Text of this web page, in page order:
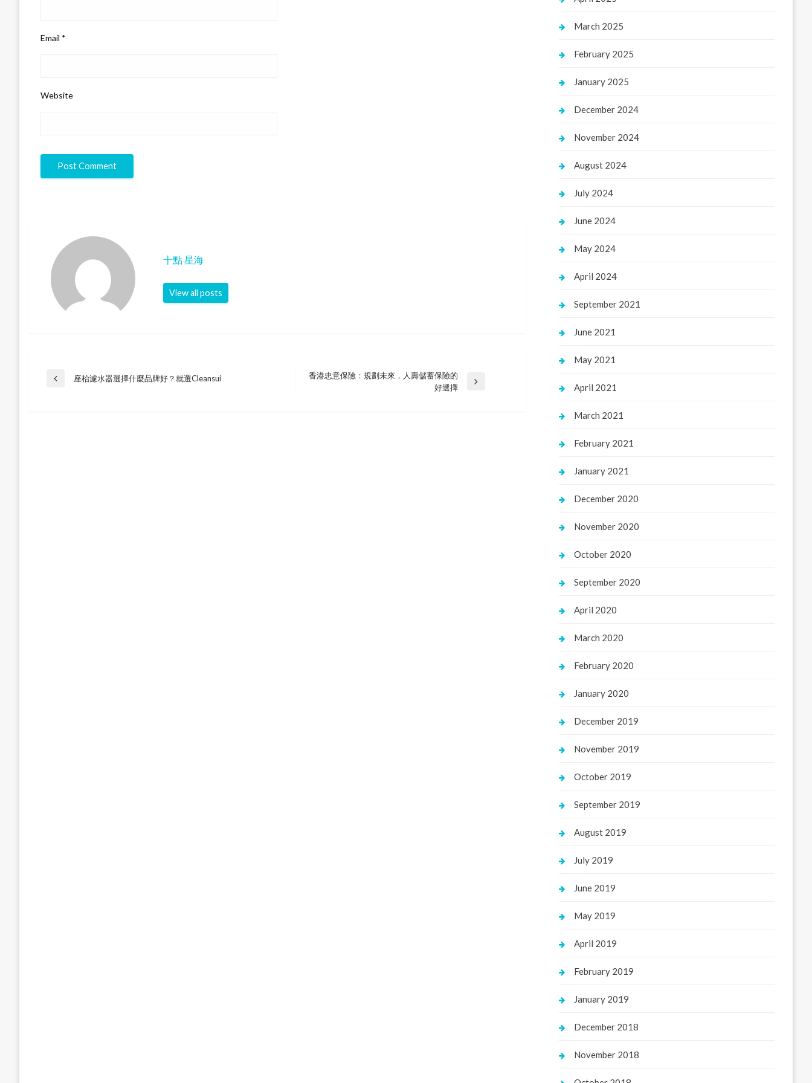
Email *
Website
十點 星海
View all posts
Post
Previous
座枱濾水器選擇什麼品牌好？就選Cleansui
香港忠意保險：規劃未來，人壽儲蓄保險的
好選擇
March 2025
February 2025
January 2025
December 2024
November 2024
August 2024
July 2024
June 2024
May 2024
April 2024
September 2021
June 2021
May 2021
April 2021
March 2021
February 2021
January 2021
December 2020
November 2020
October 2020
September 2020
April 2020
March 2020
February 2020
January 2020
December 2019
November 2019
October 2019
September 2019
August 2019
July 2019
June 2019
May 2019
April 2019
February 2019
January 2019
December 2018
November 2018